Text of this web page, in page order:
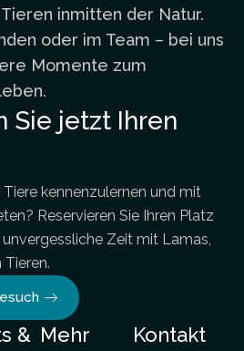
inmitten der Natur.
oder im Team – bei uns
Momente zum
Sie jetzt Ihren
Tiere kennenzulernen und mit
Reservieren Sie Ihren Platz
Zeit mit Lamas,
Tieren.
& Mehr
Kontakt